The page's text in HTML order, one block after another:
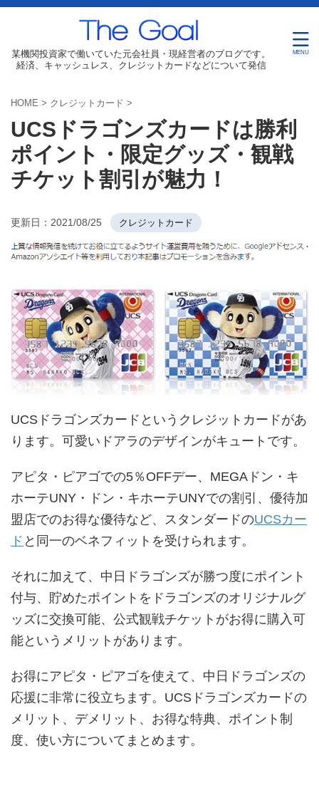
某機関投資家で働いていた元会社員・現経営者のブログです。
経済、キャッシュレス、クレジットカードなどについて発信
HOME > クレジットカード >
UCSドラゴンズカードは勝利
ポイント・限定グッズ・観戦
チケット割引が魅力！
更新日： 2021/08/25 クレジットカード
UCSドラゴンズカードというクレジットカードがあ
ります。可愛いドアラのデザインがキュートです。
アピタ・ピアゴでの5％OFFデー、MEGAドン・キ
ホーテUNY・ドン・キホーテUNYでの割引、優待加
盟店でのお得な優待など、スタンダードのUCSカー
ド と同一のベネフィットを受けられます。
それに加えて、中日ドラゴンズが勝つ度にポイント
付与、貯めたポイントをドラゴンズのオリジナルグ
ッズに交換可能、公式観戦チケットがお得に購入可
能というメリットがあります。
お得にアピタ・ピアゴを使えて、中日ドラゴンズの
応援に非常に役立ちます。UCSドラゴンズカードの
メリット、デメリット、お得な特典、ポイント制
度、使い方についてまとめます。